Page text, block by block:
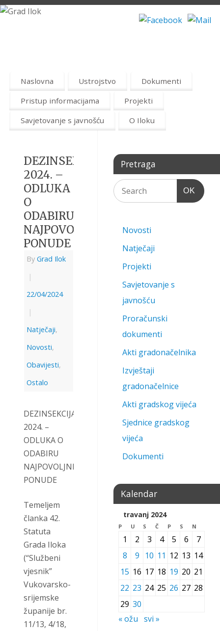
Naslovna Ustrojstvo Dokumenti
Pristup informacijama Projekti
Savjetovanje s javnošću O Iloku
DEZINSEKCIJA
2024. –
ODLUKA
O
ODABIRU
NAJPOVOLJNIJE
PONUDE
By Grad Ilok
|
22/04/2024
|
Natječaji,
Novosti,
Obavijesti,
Ostalo
DEZINSEKCIJA
2024. –
ODLUKA O
ODABIRU
NAJPOVOLJNIJE
PONUDE
Temeljem
članka 42.
Statuta
Grada Iloka
(“Službeni
vjesnik”
Vukovarsko-
srijemske
županije br.
11/13, 4/18,
Pretraga
OK
Novosti
Natječaji
Projekti
Savjetovanje s
javnošću
Proračunski
dokumenti
Akti gradonačelnika
Izvještaji
gradonačelnice
Akti gradskog vijeća
Sjednice gradskog
vijeća
Dokumenti
Kalendar
travanj 2024
P U S Č P S N
1 2 3 4 5 6
7
8
9 10 11 12 13 14
15 16 17 18 19 20 21
22 23 24 25 26 27 28
29 30
« ožu svi »